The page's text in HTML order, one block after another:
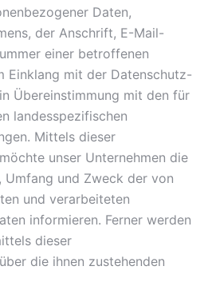
Daten,
der Anschrift, E-Mail-
einer betroffenen
Einklang mit der Datenschutz-
Übereinstimmung mit den für
landesspezifischen
Mittels dieser
unser Unternehmen die
und Zweck der von
und verarbeiteten
informieren. Ferner werden
dieser
die ihnen zustehenden